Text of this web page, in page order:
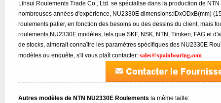
Lihsui Roulements Trade Co., Ltd. se spécialise dans la production de
nombreuses années d'expérience, NU2330E dimensions:IDxODxB(mm)
roulements palier, en fonction des besoins ou des dessins du client, mais
roulements NU2330E modèles, tels que SKF, NSK, NTN, Timken, FAG et
de stocks, aimerait connaître les paramètres spécifiques des NU2330E
modèles ou enquête, s'il vous plaît contacter:sales@spainbearing.com
Autres modèles de NTN NU2330E Roulements la même taille: